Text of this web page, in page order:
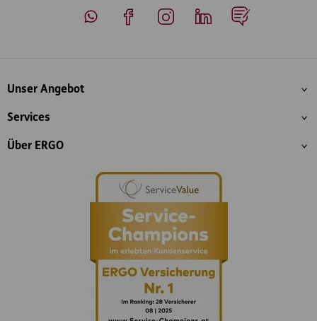
Inhaltsübersicht
Unser Angebot
Services
Über ERGO